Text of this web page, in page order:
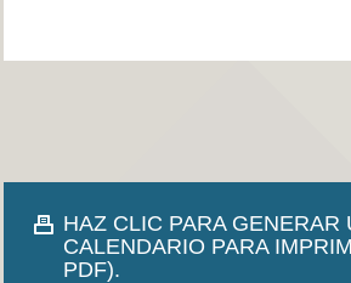
HAZ CLIC PARA GENERAR
CALENDARIO PARA
PDF).